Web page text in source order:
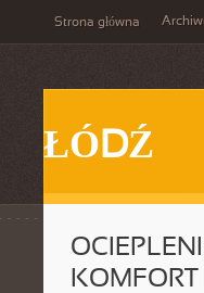
Strona główna
ŁÓDŹ